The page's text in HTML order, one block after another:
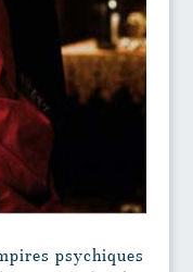
psychiques